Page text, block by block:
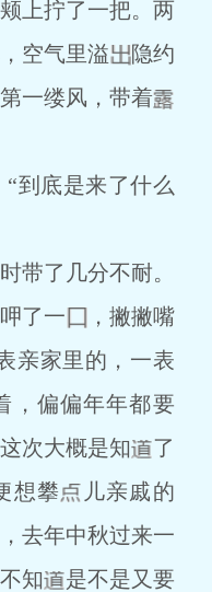
上拧了一把。两
空气里溢
隐约
一缕风，带着
底是来了什么
带了几分不耐。
了一
，撇撇嘴
亲家里的，一表
，偏偏年年都要
次大概是知
了
想攀
儿亲戚的
，去年中秋过来一
知
是不是又要